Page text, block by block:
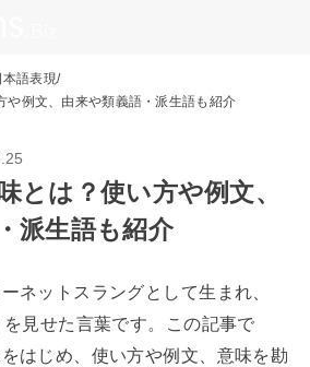
本語表現
や例文、由来や類義語・派生語も紹介
とは？使い方や例文、
派生語も紹介
ネットスラングとして生まれ、
見せた言葉です。この記事で
はじめ、使い方や例文、意味を勘